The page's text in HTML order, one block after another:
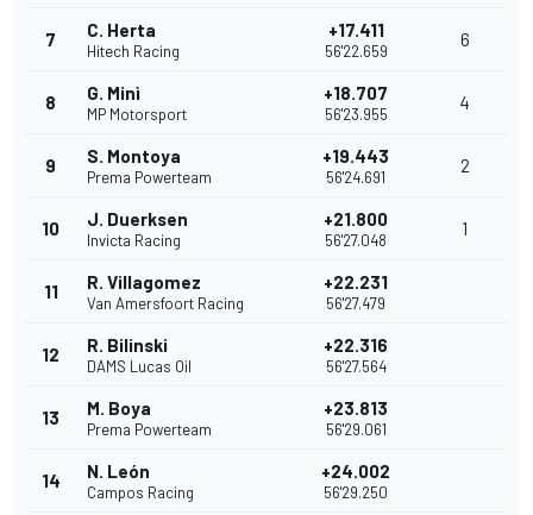
7 C. Herta
Hitech Racing
+17.411
56'22.659
6
8 G. Minì
MP Motorsport
+18.707
56'23.955
4
9 S. Montoya
Prema Powerteam
+19.443
56'24.691
2
10 J. Duerksen
Invicta Racing
+21.800
56'27.048
1
11 R. Villagomez
Van Amersfoort Racing
+22.231
56'27.479
12 R. Bilinski
DAMS Lucas Oil
+22.316
56'27.564
13 M. Boya
Prema Powerteam
+23.813
56'29.061
14 N. León
Campos Racing
+24.002
56'29.250